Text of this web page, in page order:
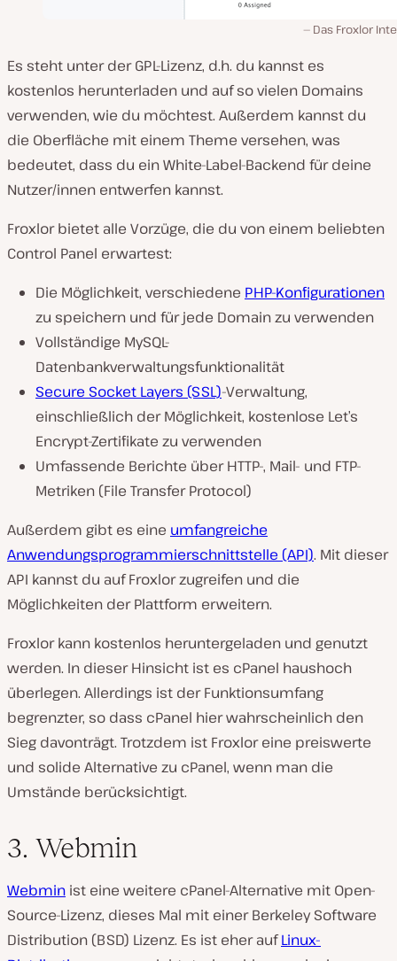
Das Froxlor
Es steht unter der GPL-Lizenz, d.h. du kannst es
kostenlos herunterladen und auf so vielen Domains
verwenden, wie du möchtest. Außerdem kannst du
die Oberfläche mit einem Theme versehen, was
bedeutet, dass du ein White-Label-Backend für deine
Nutzer/innen entwerfen kannst.
Froxlor bietet alle Vorzüge, die du von einem beliebten
Control Panel erwartest:
Die Möglichkeit, verschiedene PHP-Konfigurationen
zu speichern und für jede Domain zu verwenden
Vollständige MySQL-
Datenbankverwaltungsfunktionalität
Secure Socket Layers (SSL)-Verwaltung,
einschließlich der Möglichkeit, kostenlose Let’s
Encrypt-Zertifikate zu verwenden
Umfassende Berichte über HTTP-, Mail- und FTP-
Metriken (File Transfer Protocol)
Außerdem gibt es eine umfangreiche
Anwendungsprogrammierschnittstelle (API). Mit dieser
API kannst du auf Froxlor zugreifen und die
Möglichkeiten der Plattform erweitern.
Froxlor kann kostenlos heruntergeladen und genutzt
werden. In dieser Hinsicht ist es cPanel haushoch
überlegen. Allerdings ist der Funktionsumfang
begrenzter, so dass cPanel hier wahrscheinlich den
Sieg davonträgt. Trotzdem ist Froxlor eine preiswerte
und solide Alternative zu cPanel, wenn man die
Umstände berücksichtigt.
3. Webmin
Webmin ist eine weitere cPanel-Alternative mit Open-
Source-Lizenz, dieses Mal mit einer Berkeley Software
Distribution (BSD) Lizenz. Es ist eher aufLinux-